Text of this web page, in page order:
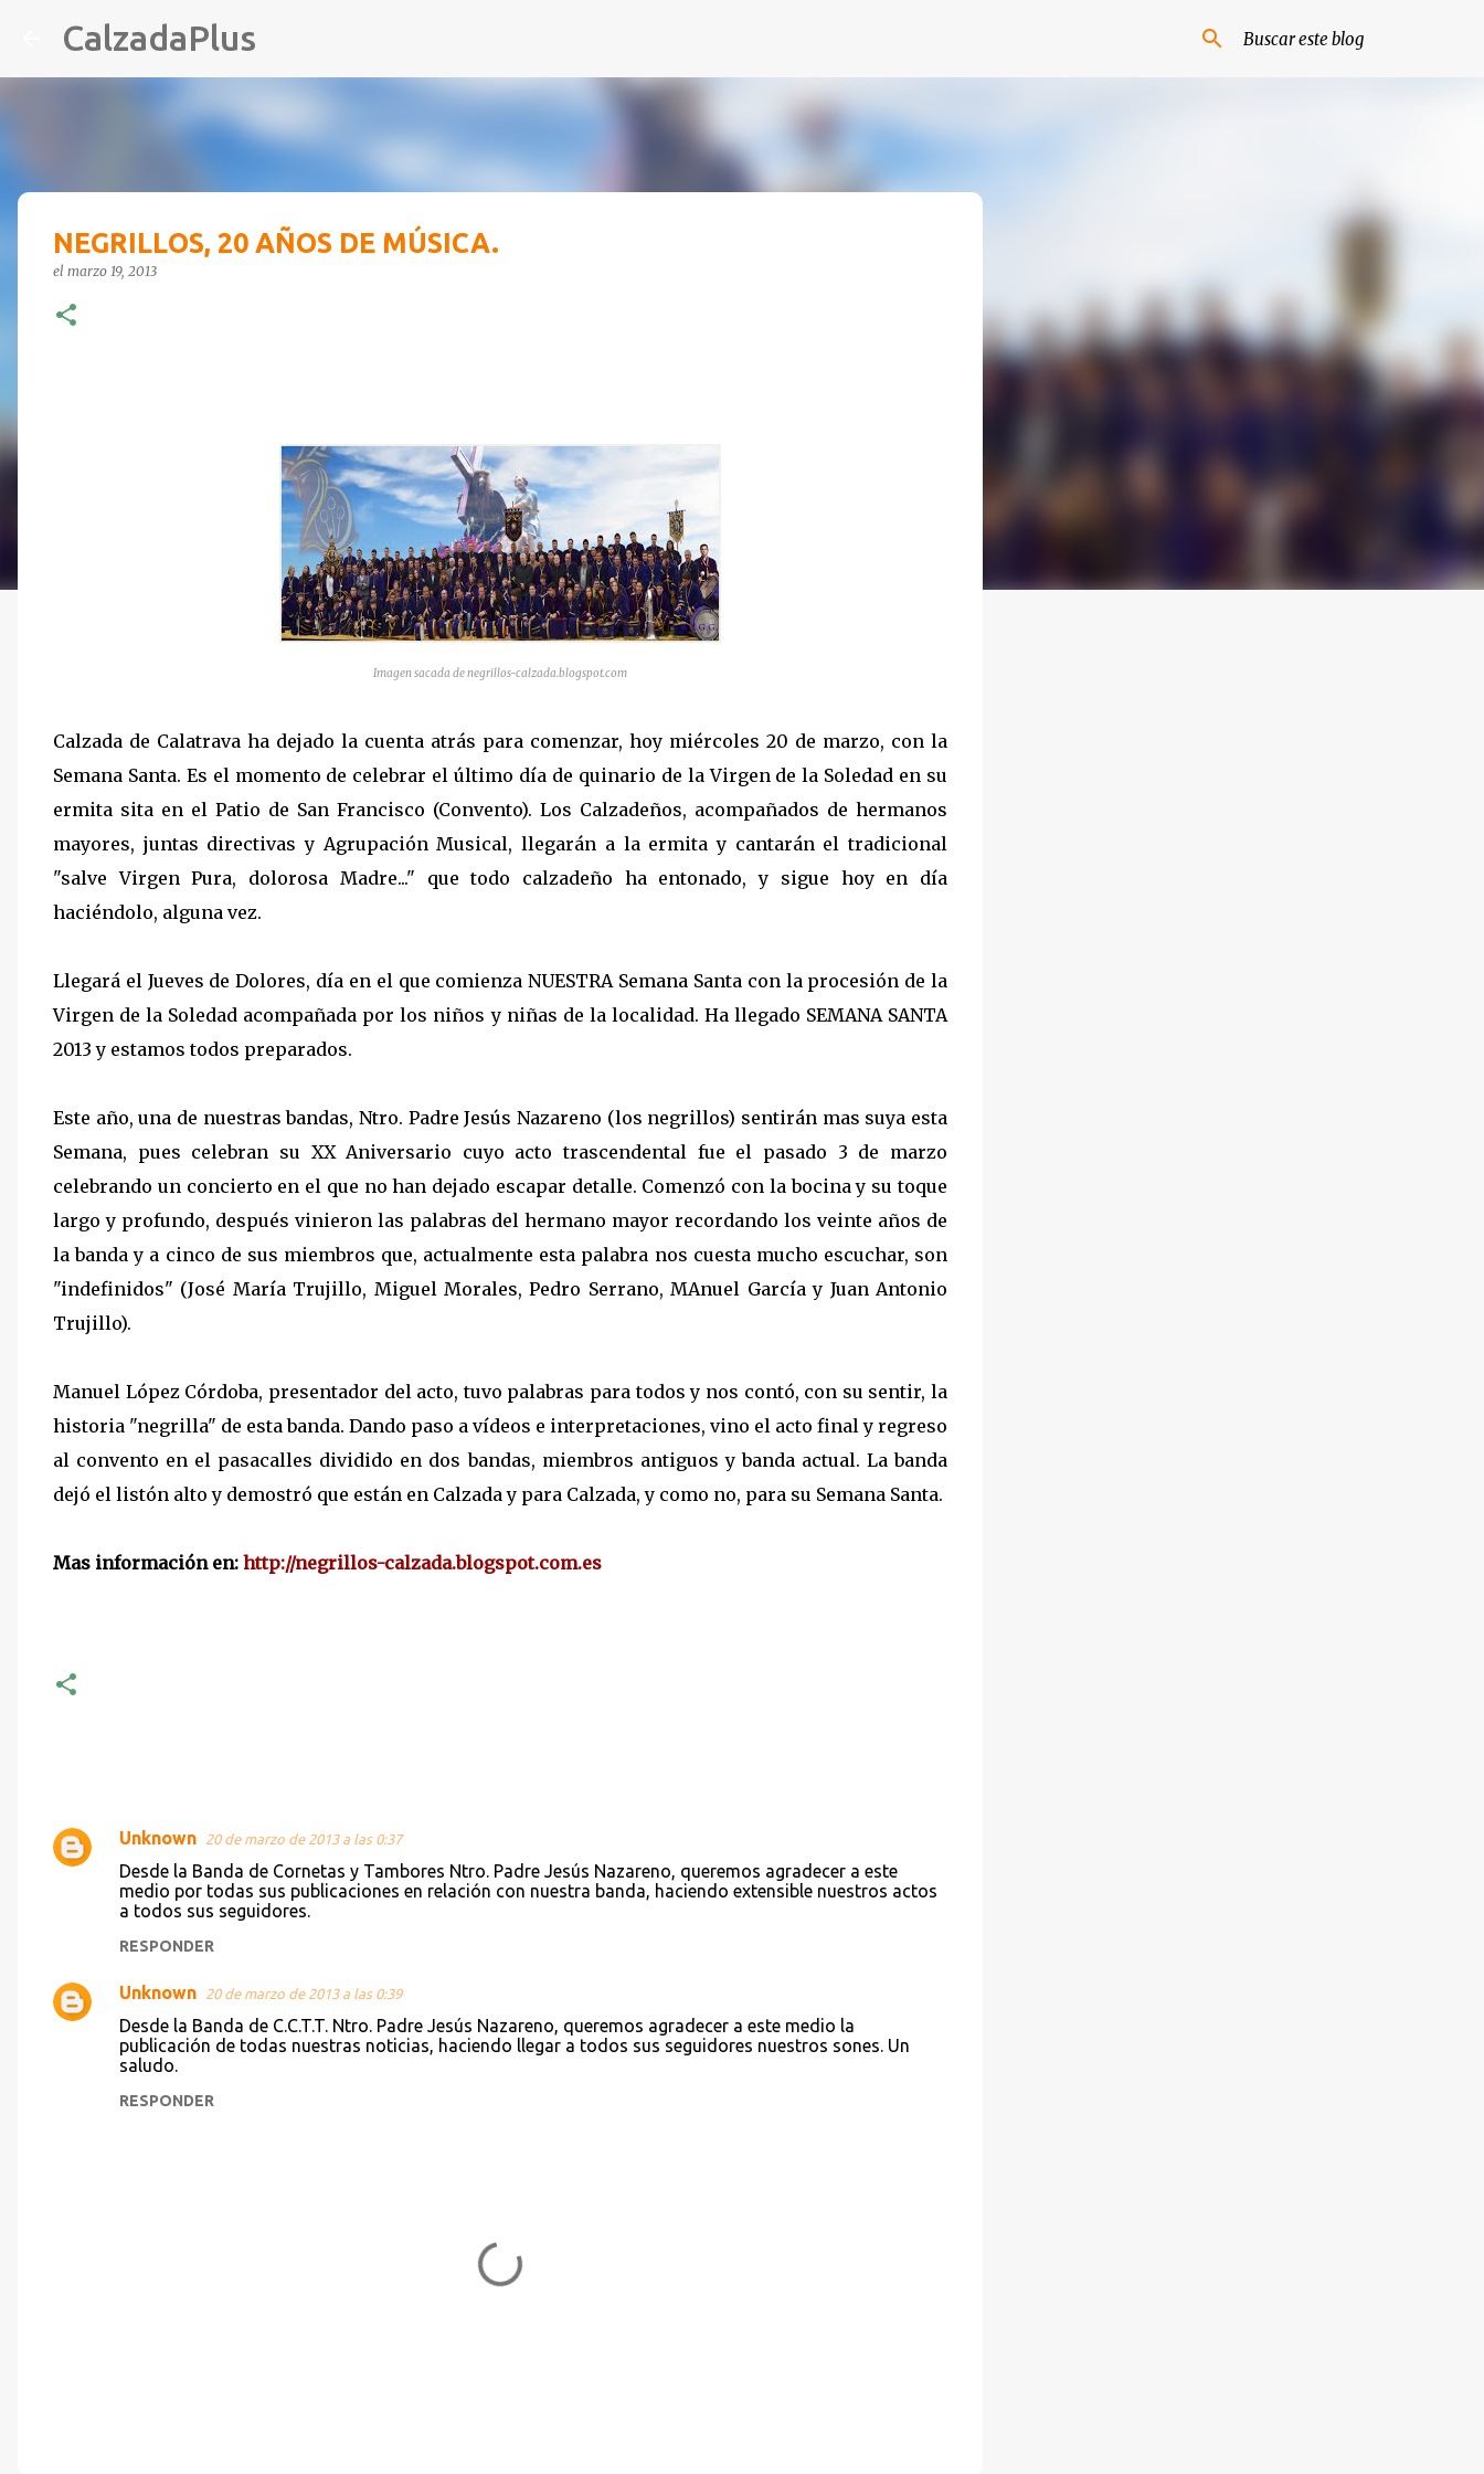
CalzadaPlus
NEGRILLOS, 20 AÑOS DE MÚSICA.
el marzo 19, 2013
Imagen sacada de negrillos-calzada.blogspot.com
Calzada de Calatrava ha dejado la cuenta atrás para comenzar, hoy miércoles 20 de marzo, con la
Semana Santa. Es el momento de celebrar el último día de quinario de la Virgen de la Soledad en su
ermita sita en el Patio de San Francisco (Convento). Los Calzadeños, acompañados de hermanos
mayores, juntas directivas y Agrupación Musical, llegarán a la ermita y cantarán el tradicional
"salve Virgen Pura, dolorosa Madre..." que todo calzadeño ha entonado, y sigue hoy en día
haciéndolo, alguna vez.
Llegará el Jueves de Dolores, día en el que comienza NUESTRA Semana Santa con la procesión de la
Virgen de la Soledad acompañada por los niños y niñas de la localidad. Ha llegado SEMANA SANTA
2013 y estamos todos preparados.
Este año, una de nuestras bandas, Ntro. Padre Jesús Nazareno (los negrillos) sentirán mas suya esta
Semana, pues celebran su XX Aniversario cuyo acto trascendental fue el pasado 3 de marzo
celebrando un concierto en el que no han dejado escapar detalle. Comenzó con la bocina y su toque
largo y profundo, después vinieron las palabras del hermano mayor recordando los veinte años de
la banda y a cinco de sus miembros que, actualmente esta palabra nos cuesta mucho escuchar, son
"indefinidos" (José María Trujillo, Miguel Morales, Pedro Serrano, MAnuel García y Juan Antonio
Trujillo).
Manuel López Córdoba, presentador del acto, tuvo palabras para todos y nos contó, con su sentir, la
historia "negrilla" de esta banda. Dando paso a vídeos e interpretaciones, vino el acto final y regreso
al convento en el pasacalles dividido en dos bandas, miembros antiguos y banda actual. La banda
dejó el listón alto y demostró que están en Calzada y para Calzada, y como no, para su Semana Santa.
Mas información en: http://negrillos-calzada.blogspot.com.es
C
t
Unknown 20 de marzo de 2013 a las 0:37
Desde la Banda de Cornetas y Tambores Ntro. Padre Jesús Nazareno, queremos agradecer a este
medio por todas sus publicaciones en relación con nuestra banda, haciendo extensible nuestros actos
a todos sus seguidores.
RESPONDER
Unknown 20 de marzo de 2013 a las 0:39
Desde la Banda de C.C.T.T. Ntro. Padre Jesús Nazareno, queremos agradecer a este medio la
publicación de todas nuestras noticias, haciendo llegar a todos sus seguidores nuestros sones. Un
saludo.
RESPONDER